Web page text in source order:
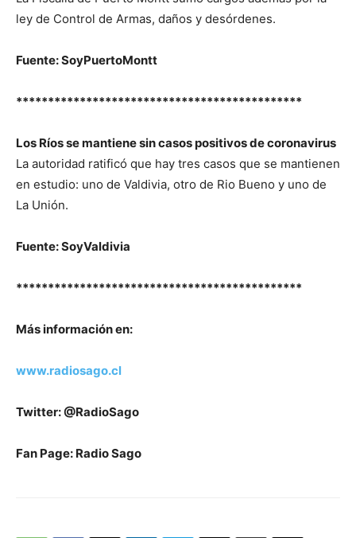
ley de Control de Armas, daños y desórdenes.
Fuente: SoyPuertoMontt
*********************************************
Los Ríos se mantiene sin casos positivos de coronavirus
La autoridad ratificó que hay tres casos que se mantienen
en estudio: uno de Valdivia, otro de Rio Bueno y uno de
La Unión.
Fuente: SoyValdivia
*********************************************
Másinformaciónen:
www.radiosago.cl
Twitter: @RadioSago
Fan Page: Radio Sago